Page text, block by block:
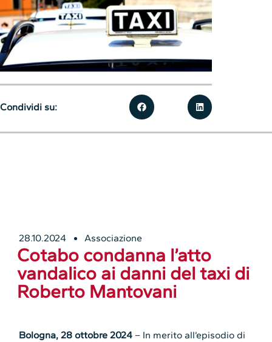
28.10.2024 Associazione
Cotabo condanna l’atto
vandalico ai danni del taxi di
Roberto Mantovani
Bologna, 28 ottobre 2024 – In merito all’episodio di
Condividi su: